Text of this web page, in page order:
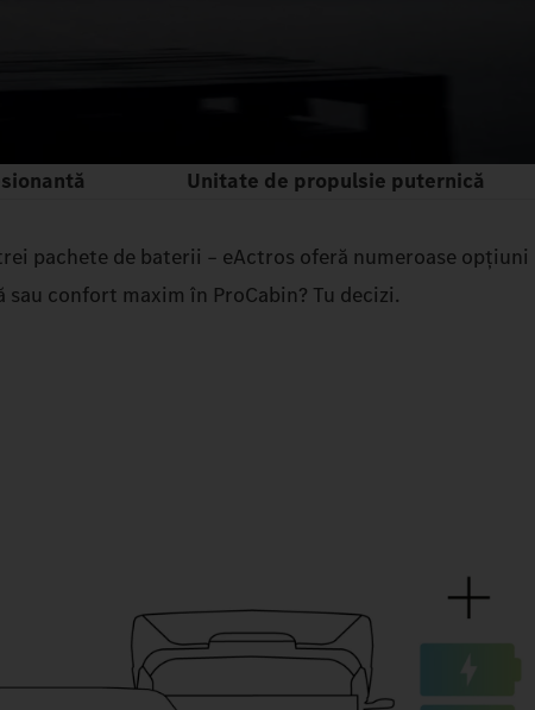
Unitate de propulsie puternică
pachete de baterii – eActros oferă numeroase opțiuni
confort maxim în ProCabin? Tu decizi.